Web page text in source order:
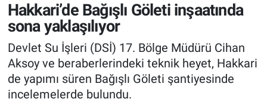
Hakkari’de Bağışlı Göleti inşaatında
sona yaklaşılıyor
Devlet Su İşleri (DSİ) 17. Bölge Müdürü Cihan
Aksoy ve beraberlerindeki teknik heyet, Hakkari
de yapımı süren Bağışlı Göleti şantiyesinde
incelemelerde bulundu.
Süper Lig Puan Durumu ve Fikstür
Tüm Manşetler
Son Dakika Haberleri